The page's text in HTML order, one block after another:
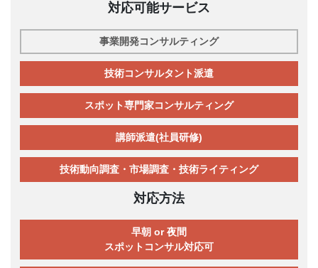
対応可能サービス
事業開発コンサルティング
技術コンサルタント派遣
スポット専門家コンサルティング
講師派遣(社員研修)
技術動向調査・市場調査・技術ライティング
対応方法
早朝 or 夜間
スポットコンサル対応可